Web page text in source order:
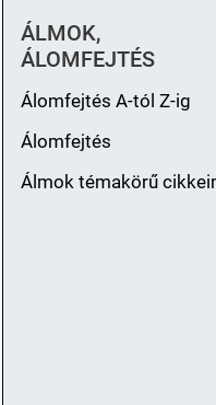
ÁLMOK,
ÁLOMFEJTÉS
Álomfejtés A-tól Z-ig
Álomfejtés
Álmok témakörű